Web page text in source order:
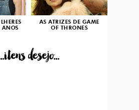
ANOS
AS ATRIZES DE GAME
OF THRONES
desejo...